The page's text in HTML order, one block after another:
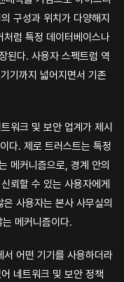
구성과 위치가 다양해지
럼 특정 데이터베이스나
된다. 사용자 스펙트럼 역
기까지 넓어지면서 기존
워크 및 보안 업계가 제시
다. 제로 트러스트는 특정
메커니즘으로, 경계 안의
뢰할 수 있는 사용자에게
사용자는 본사 사무실의
메커니즘이다.
어떤 기기를 사용하더라
네트워크 및 보안 정책